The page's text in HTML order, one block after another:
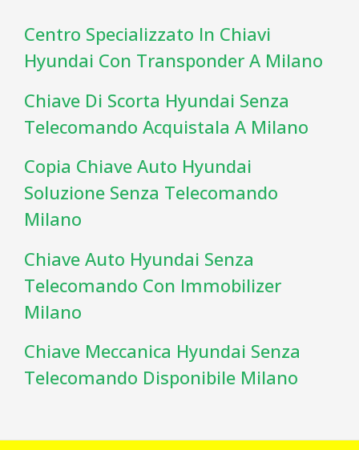
Centro Specializzato In Chiavi
Hyundai Con Transponder A Milano
Chiave Di Scorta Hyundai Senza
Telecomando Acquistala A Milano
Copia Chiave Auto Hyundai
Soluzione Senza Telecomando
Milano
Chiave Auto Hyundai Senza
Telecomando Con Immobilizer
Milano
Chiave Meccanica Hyundai Senza
Telecomando Disponibile Milano